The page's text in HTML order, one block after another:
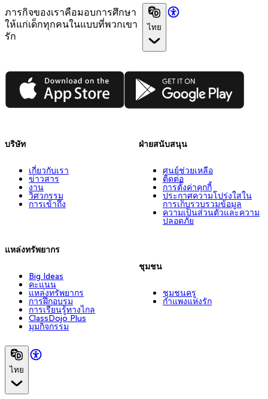
ภารกิจของเราคือมอบการศึกษา
ให้แก่เด็กทุกคนในแบบที่พวกเขา
รัก
ไทย
App Store Google Play
บริษัท
เกี่ยวกับเรา
ข่าวสาร
งาน
วิศวกรรม
การเข้าถึง
แหล่งทรัพยากร
Big Ideas
คะแนน
แหล่งทรัพยากร
การฝึกอบรม
การเรียนรู้ทางไกล
ClassDojo Plus
มุมกิจกรรม
ฝ่ายสนับสนุน
ศูนย์ช่วยเหลือ
ติดต่อ
การตั้งค่าคุกกี้
ประกาศความโปร่งใสใน
การเก็บรวบรวมข้อมูล
ความเป็นส่วนตัวและความ
ปลอดภัย
ชุมชน
ชุมชนครู
กำแพงแห่งรัก
ไทย